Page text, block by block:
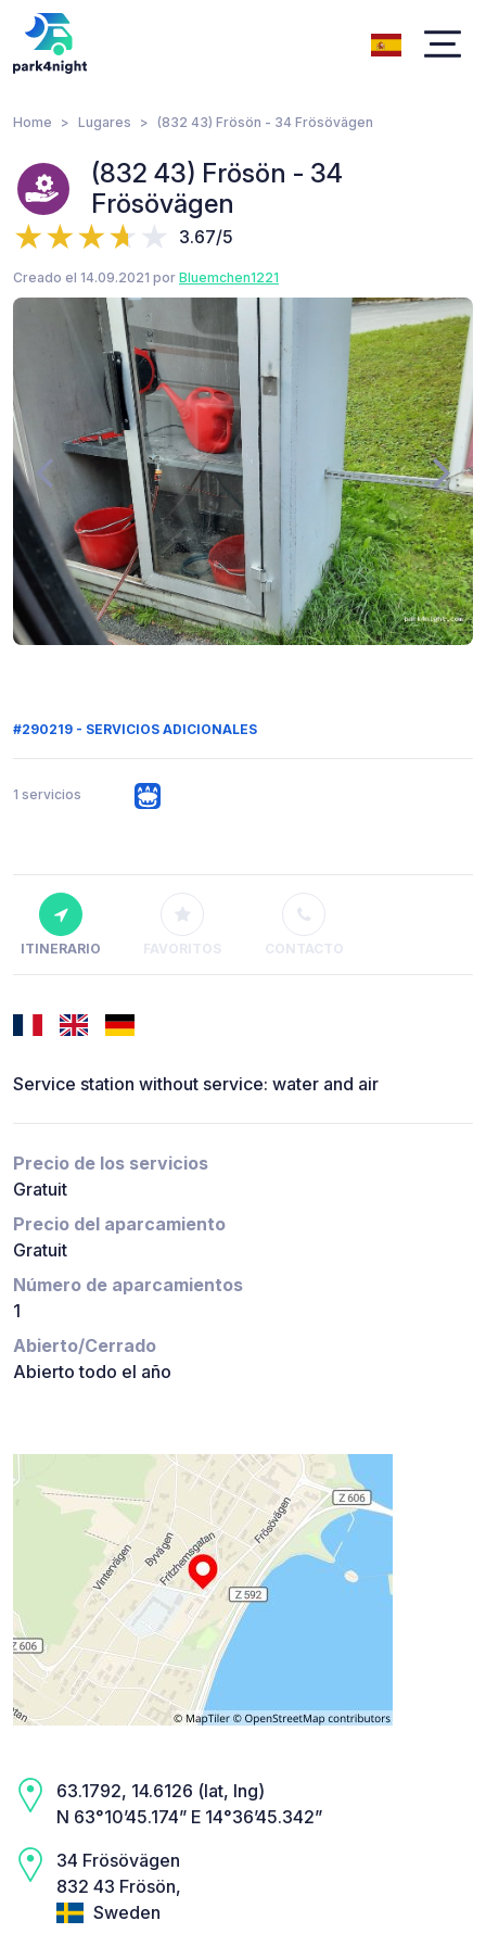
Home Lugares (832 43) Frösön - 34 Frösövägen
(832 43) Frösön - 34
Frösövägen
3.67/5
Creado el 14.09.2021 por Bluemchen1221
#290219 - SERVICIOS ADICIONALES
1 servicios
ITINERARIO FAVORITOS CONTACTO
Service station without service: water and air
Precio de los servicios
Gratuit
Precio del aparcamiento
Gratuit
Número de aparcamientos
1
Abierto/Cerrado
Abierto todo el año
63.1792, 14.6126 (lat, lng)
N 63°10’45.174” E 14°36’45.342”
34 Frösövägen
832 43 Frösön,
Sweden